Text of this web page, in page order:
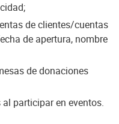
de clientes/cuentas
de apertura, nombre
de donaciones
participar en eventos.